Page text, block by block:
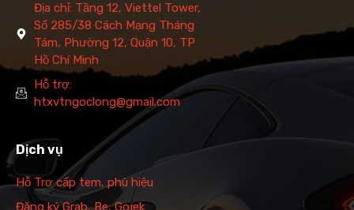
Địa chỉ: Tầng 12, Viettel Tower,
Số 285/38 Cách Mạng Tháng
Tám, Phường 12, Quận 10, TP
Hồ Chí Minh
Hỗ trợ:
htxvtngoclong@gmail.com
Dịch vụ
Hỗ Trợ cấp tem, phù hiệu
Đăng ký Grab, Be, Gojek